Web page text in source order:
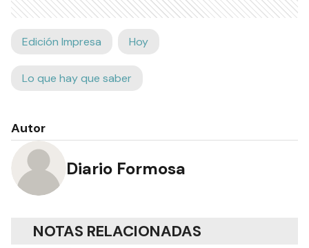
Edición Impresa Hoy
Lo que hay que saber
Autor
Diario Formosa
NOTAS RELACIONADAS